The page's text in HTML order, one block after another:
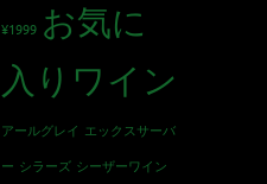
¥1999 お気に
入りワイン
アールグレイ エックスサーバ
ー シラーズ シーザーワイン